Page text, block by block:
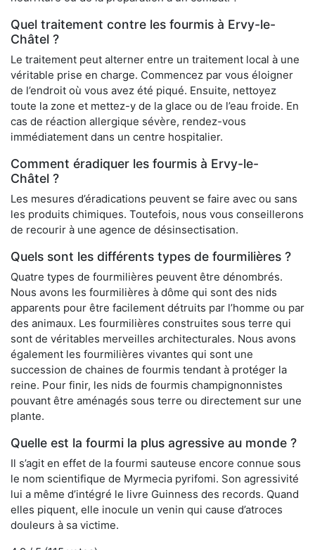
Quel traitement contre les fourmis à Ervy-le-
Châtel ?
Le traitement peut alterner entre un traitement local à une
véritable prise en charge. Commencez par vous éloigner
de l’endroit où vous avez été piqué. Ensuite, nettoyez
toute la zone et mettez-y de la glace ou de l’eau froide. En
cas de réaction allergique sévère, rendez-vous
immédiatement dans un centre hospitalier.
Comment éradiquer les fourmis à Ervy-le-
Châtel ?
Les mesures d’éradications peuvent se faire avec ou sans
les produits chimiques. Toutefois, nous vous conseillerons
de recourir à une agence de désinsectisation.
Quels sont les différents types de fourmilières ?
Quatre types de fourmilières peuvent être dénombrés.
Nous avons les fourmilières à dôme qui sont des nids
apparents pour être facilement détruits par l’homme ou par
des animaux. Les fourmilières construites sous terre qui
sont de véritables merveilles architecturales. Nous avons
également les fourmilières vivantes qui sont une
succession de chaines de fourmis tendant à protéger la
reine. Pour finir, les nids de fourmis champignonnistes
pouvant être aménagés sous terre ou directement sur une
plante.
Quelle est la fourmi la plus agressive au monde ?
Il s’agit en effet de la fourmi sauteuse encore connue sous
le nom scientifique de Myrmecia pyrifomi. Son agressivité
lui a même d’intégré le livre Guinness des records. Quand
elles piquent, elle inocule un venin qui cause d’atroces
douleurs à sa victime.